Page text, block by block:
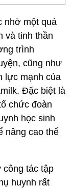
nhờ một quá
và tinh thần
trình
cũng như
lực mạnh của
Đặc biệt là
chức đoàn
học sinh
nâng cao thể
công tác tập
huynh rất